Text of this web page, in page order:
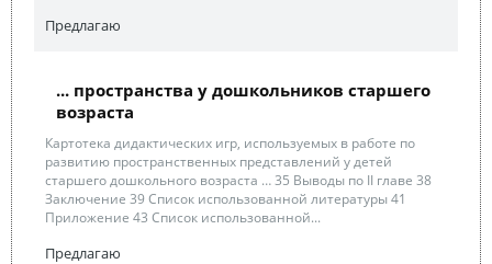
Предлагаю
... пространства у дошкольников старшего
возраста
Картотека дидактических игр, используемых в работе по
развитию пространственных представлений у детей
старшего дошкольного возраста … 35 Выводы по II главе 38
Заключение 39 Список использованной литературы 41
Приложение 43 Список использованной...
Предлагаю